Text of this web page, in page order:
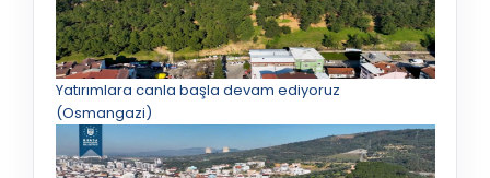
Yatırımlara canla başla devam ediyoruz
(Osmangazi)